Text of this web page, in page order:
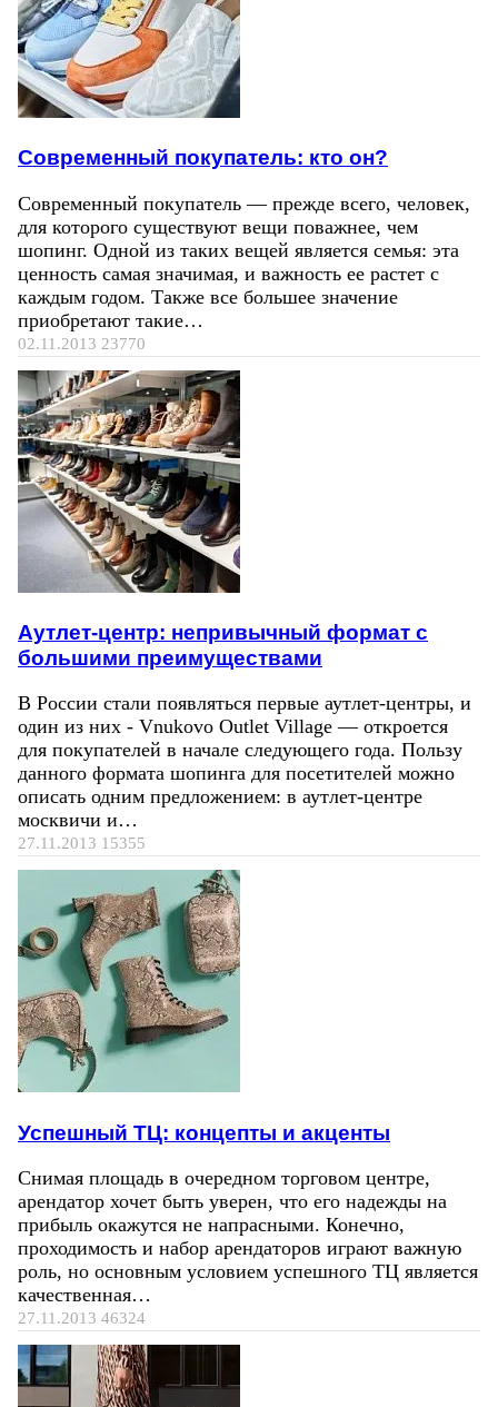
Современный покупатель: кто он?
Современный покупатель — прежде всего, человек,
для которого существуют вещи поважнее, чем
шопинг. Одной из таких вещей является семья: эта
ценность самая значимая, и важность ее растет с
каждым годом. Также все большее значение
приобретают такие…
02.11.2013 23770
Аутлет-центр: непривычный формат с
большими преимуществами
В России стали появляться первые аутлет-центры, и
один из них - Vnukovo Outlet Village — откроется
для покупателей в начале следующего года. Пользу
данного формата шопинга для посетителей можно
описать одним предложением: в аутлет-центре
москвичи и…
27.11.2013 15355
Успешный ТЦ: концепты и акценты
Снимая площадь в очередном торговом центре,
арендатор хочет быть уверен, что его надежды на
прибыль окажутся не напрасными. Конечно,
проходимость и набор арендаторов играют важную
роль, но основным условием успешного ТЦ является
качественная…
27.11.2013 46324